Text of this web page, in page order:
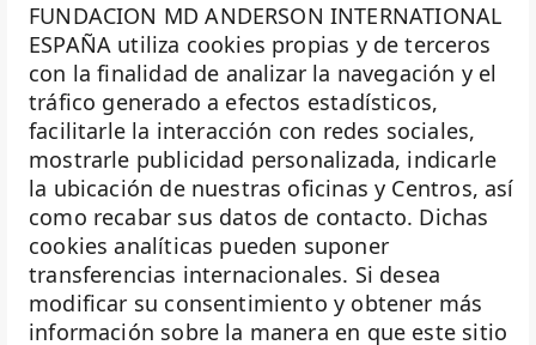
FUNDACION MD ANDERSON INTERNATIONAL
ESPAÑA utiliza cookies propias y de terceros
con la finalidad de analizar la navegación y el
tráfico generado a efectos estadísticos,
facilitarle la interacción con redes sociales,
mostrarle publicidad personalizada, indicarle
la ubicación de nuestras oficinas y Centros, así
como recabar sus datos de contacto. Dichas
cookies analíticas pueden suponer
transferencias internacionales. Si desea
modificar su consentimiento y obtener más
información sobre la manera en que este sitio
La Fundación MD Anderson España - Hospiten es
miembro de laAsociación Española de Fundaciones
Investigación
Biobanco
Docencia
Voluntariado